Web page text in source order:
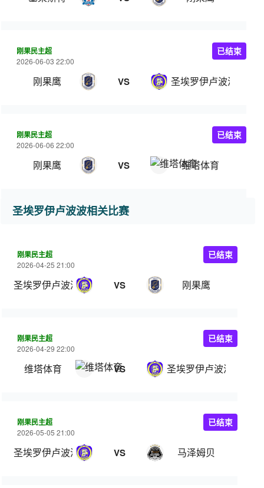
刚果民主超
2026-06-03 22:00
刚果鹰 VS 圣埃罗伊卢波波
已结束
刚果民主超
2026-06-06 22:00
刚果鹰 VS 维塔体育
已结束
圣埃罗伊卢波波相关比赛
刚果民主超
2026-04-25 21:00
圣埃罗伊卢波波 VS 刚果鹰
已结束
刚果民主超
2026-04-29 22:00
维塔体育 VS 圣埃罗伊卢波波
已结束
刚果民主超
2026-05-05 21:00
圣埃罗伊卢波波 VS 马泽姆贝
已结束